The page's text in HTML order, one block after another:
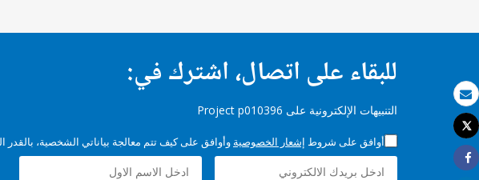
بريد الكتروني
طباعة
Tweet
Share
للبقاء على اتصال، اشترك في:
التنبيهات الإلكترونية على Project p010396
أوافق على شروط إشعار الخصوصية وأوافق على كيف تتم معالجة بياناتي الشخصية، بالقدر